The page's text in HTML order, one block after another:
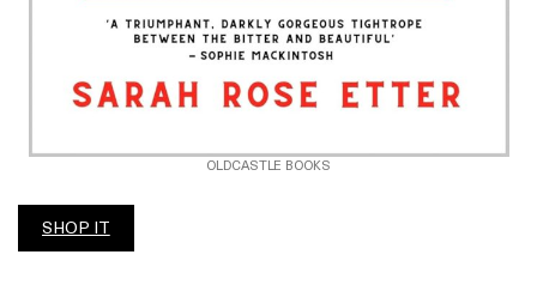
OLDCASTLE BOOKS
SHOP IT